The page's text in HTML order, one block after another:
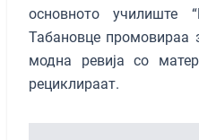
основното училиште
Табановце промовираа
модна ревија со
рециклираат.